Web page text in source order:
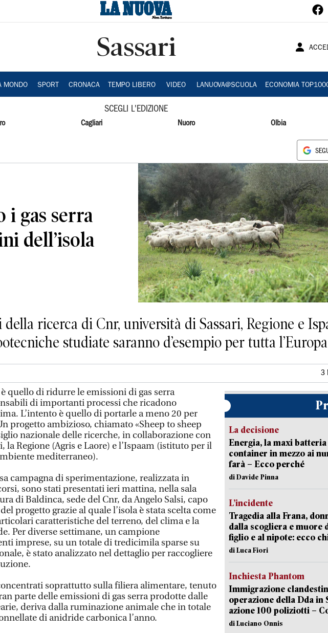
Sassari
MONDO SPORT CRONACA TEMPO LIBERO VIDEO LANUOVA@SCUOLA ECONOMIA
SCEGLI L'EDIZIONE
Cagliari Nuoro Olbia
i gas serra
dell’isola
ricerca di Cnr, università di Sassari, Regione e
studiate saranno d’esempio per tutta l’Europa
3
è quello di ridurre le emissioni di gas serra
di importanti processi che ricadono
L’intento è quello di portarle a meno 20 per
progetto ambizioso, chiamato «Sheep to sheep
nazionale delle ricerche, in collaborazione con
la Regione (Agris e Laore) e l’Ispaam (istituto per il
mediterraneo).
campagna di sperimentazione, realizzata in
sono stati presentati ieri mattina, nella sala
di Baldinca, sede del Cnr, da Angelo Salsi, capo
progetto grazie al quale l’isola è stata scelta come
caratteristiche del terreno, del clima e la
Per diverse settimane, un campione
imprese, su un totale di tredicimila sparse su
è stato analizzato nel dettaglio per raccogliere
soprattutto sulla filiera alimentare, tenuto
parte delle emissioni di gas serra prodotte dalle
deriva dalla ruminazione animale che in totale
di anidride carbonica l’anno.
La decisione
Energia, la maxi batteria
container in mezzo ai
farà – Ecco perché
di Davide Pinna
L’incidente
Tragedia alla Frana,
dalla scogliera e muore
figlio e al nipote: ecco
di Luca Fiori
Inchiesta Phantom
Immigrazione
operazione della Dda in
azione 100 poliziotti –
di Luciano Onnis